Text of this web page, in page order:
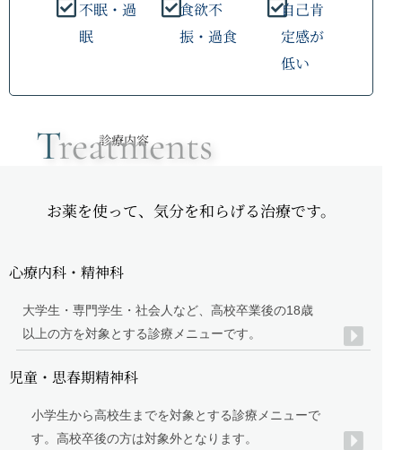
不眠・過
眠
食欲不
振・過食
自己肯
定感が
低い
診療内容
Treatments
保
険
診
療
お薬を使って、気分を和らげる治療です。
心療内科・精神科
大学生・専門学生・社会人など、高校卒業後の18歳
以上の方を対象とする診療メニューです。
児童・思春期精神科
小学生から高校生までを対象とする診療メニューで
す。高校卒後の方は対象外となります。